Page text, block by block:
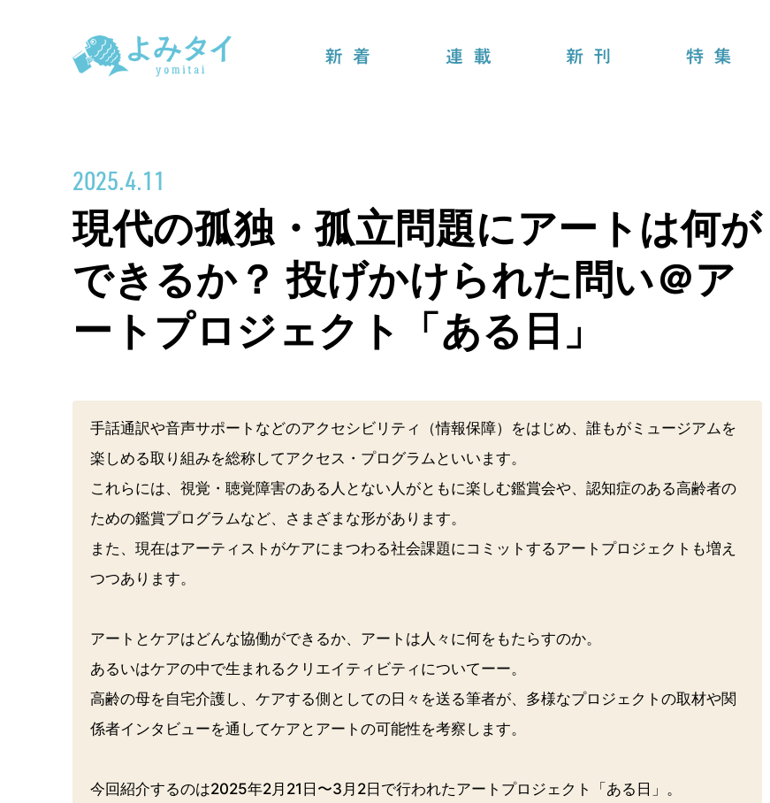
2025.4.11
現代の孤独・孤立問題にアートは何が
できるか？ 投げかけられた問い＠ア
ートプロジェクト「ある日」
手話通訳や音声サポートなどのアクセシビリティ（情報保障）をはじめ、誰もがミュージアムを
楽しめる取り組みを総称してアクセス・プログラムといいます。
これらには、視覚・聴覚障害のある人とない人がともに楽しむ鑑賞会や、認知症のある高齢者の
ための鑑賞プログラムなど、さまざまな形があります。
また、現在はアーティストがケアにまつわる社会課題にコミットするアートプロジェクトも増え
つつあります。
アートとケアはどんな協働ができるか、アートは人々に何をもたらすのか。
あるいはケアの中で生まれるクリエイティビティについてーー。
高齢の母を自宅介護し、ケアする側としての日々を送る筆者が、多様なプロジェクトの取材や関
係者インタビューを通してケアとアートの可能性を考察します。
今回紹介するのは2025年2月21日〜3月2日で行われたアートプロジェクト「ある日」。